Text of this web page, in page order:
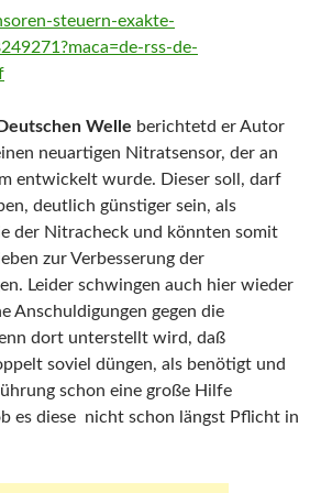
steuern-exakte-
rss-de-
Deutschen Welle berichtetd er Autor
neuartigen Nitratsensor, der an
entwickelt wurde. Dieser soll, darf
deutlich günstiger sein, als
der Nitracheck und könnten somit
zur Verbesserung der
Leider schwingen auch hier wieder
Anschuldigungen gegen die
dort unterstellt wird, daß
soviel düngen, als benötigt und
schon eine große Hilfe
es diese nicht schon längst Pflicht in